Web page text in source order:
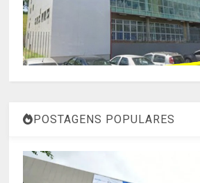
POSTAGENS POPULARES